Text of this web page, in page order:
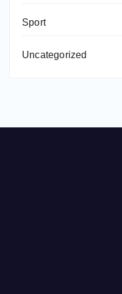
Sport
Uncategorized